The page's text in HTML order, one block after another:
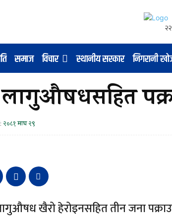
समाज विचार स्थानीय सरकार निगरानी
२०८१ माघ २९
खैरो हेरोइनसहित तीन जना